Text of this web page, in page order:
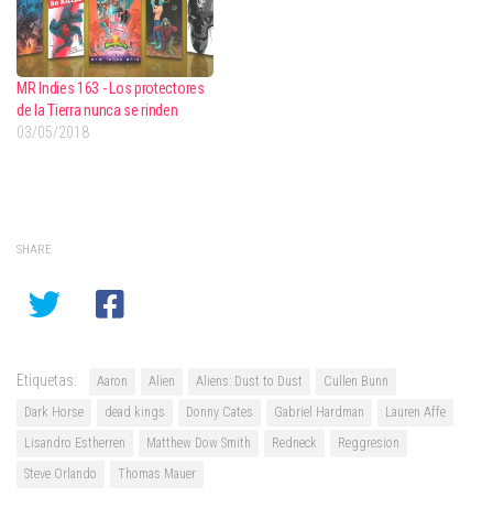
MR Indies 163 - Los protectores
de la Tierra nunca se rinden
03/05/2018
SHARE
Etiquetas: Aaron Alien Aliens: Dust to Dust
Cullen Bunn
Dark Horse
dead kings Donny Cates Gabriel Hardman
Lauren Affe
Lisandro Estherren
Matthew Dow Smith Redneck
Reggresion
Steve Orlando
Thomas Mauer